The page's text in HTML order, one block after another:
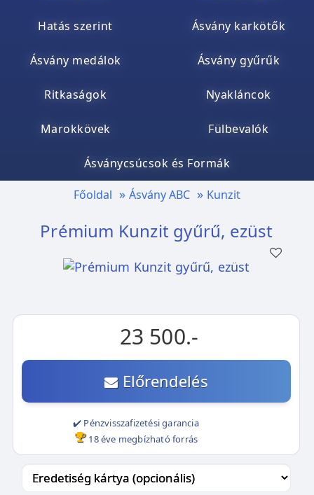
Hatás szerint Ásvány karkötők
Ásvány medálok Ásvány gyűrűk
Ritkaságok Nyakláncok
Marokkövek Fülbevalók
Ásványcsúcsok és Formák
Főoldal Ásvány ABC Kunzit
Prémium Kunzit gyűrű, ezüst
23 500.-
Előrendelés
✔️ Pénzvisszafizetési garancia
18 éve megbízható forrás